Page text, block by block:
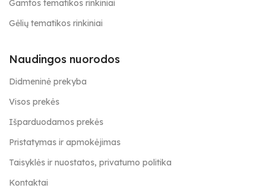
Gamtos tematikos rinkiniai
Gėlių tematikos rinkiniai
Naudingos nuorodos
Didmeninė prekyba
Visos prekės
Išparduodamos prekės
Pristatymas ir apmokėjimas
Taisyklės ir nuostatos, privatumo politika
Kontaktai